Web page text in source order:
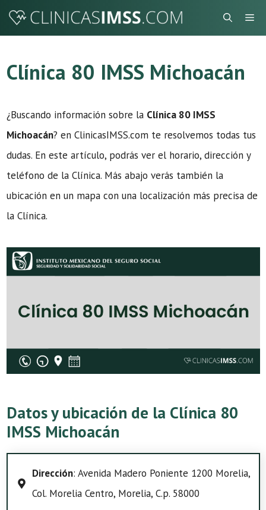
Saltar
Clínica 80 IMSS Michoacán
¿Buscando información sobre la Clínica 80 IMSS
Michoacán? en ClinicasIMSS.com te resolvemos todas tus
dudas. En este artículo, podrás ver el horario, dirección y
teléfono de la Clínica. Más abajo verás también la
ubicación en un mapa con una localización más precisa de
la Clínica.
Datos y ubicación de la Clínica 80
IMSS Michoacán
Dirección: Avenida Madero Poniente 1200 Morelia,
Col. Morelia Centro, Morelia, C.p. 58000